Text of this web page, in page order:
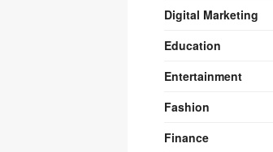
Digital Marketing
Education
Entertainment
Fashion
Finance